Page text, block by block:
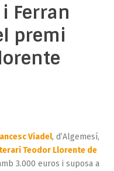
Ferran
premi
Viadel, d’Algemesí,
Teodor Llorente de
3.000 euros i suposa a